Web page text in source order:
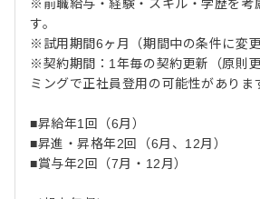
※前職給与・経験・スキル・学歴を考
す。
※試用期間6ヶ月（期間中の条件に変更
※契約期間：1年毎の契約更新（原則
ミングで正社員登用の可能性がありま
■昇給年1回（6月）
■昇進・昇格年2回（6月、12月）
■賞与年2回（7月・12月）